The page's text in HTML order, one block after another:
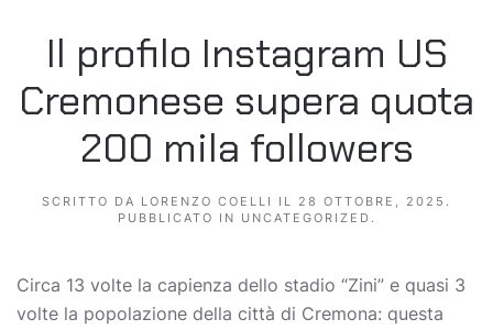
Il profilo Instagram US
Cremonese supera quota
200 mila followers
SCRITTO DA LORENZO COELLI IL 28 OTTOBRE, 2025 .
PUBBLICATO IN UNCATEGORIZED .
Circa 13 volte la capienza dello stadio “Zini” e quasi 3
volte la popolazione della città di Cremona: questa